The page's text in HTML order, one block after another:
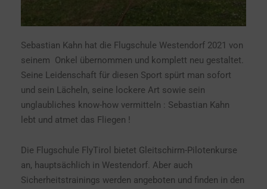
Sebastian Kahn hat die Flugschule Westendorf 2021 von
seinem Onkel übernommen und komplett neu gestaltet.
Seine Leidenschaft für diesen Sport spürt man sofort
und sein Lächeln, seine lockere Art sowie sein
unglaubliches know-how vermitteln : Sebastian Kahn
lebt und atmet das Fliegen !
Die Flugschule FlyTirol bietet Gleitschirm-Pilotenkurse
an, hauptsächlich in Westendorf. Aber auch
Sicherheitstrainings werden angeboten und finden in den